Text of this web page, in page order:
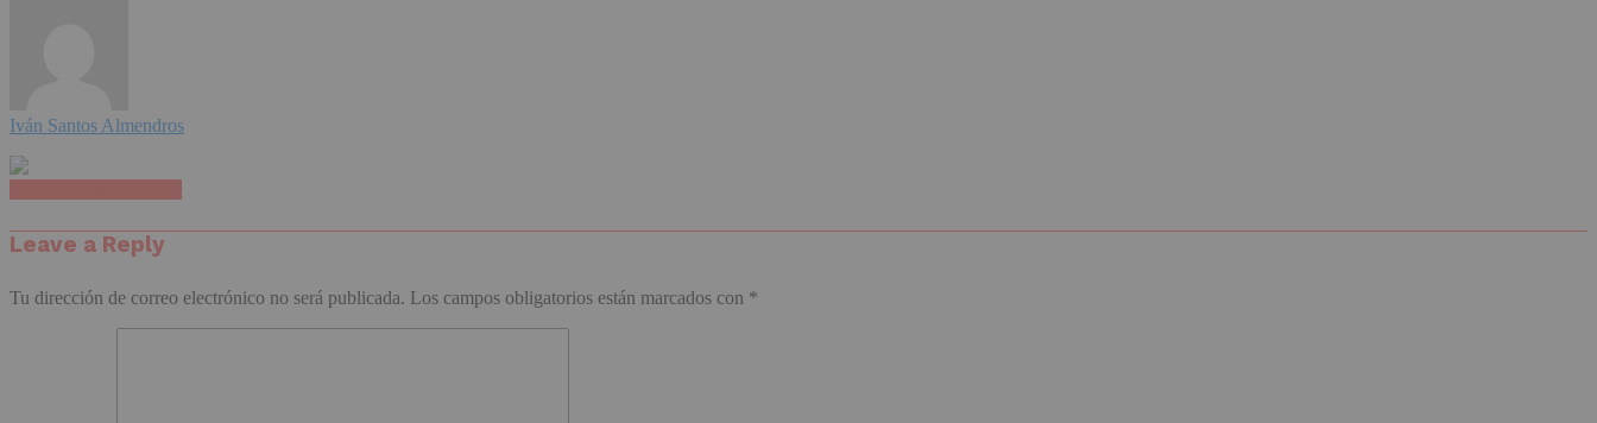
Iván Santos Almendros
Leave a Reply
Tu dirección de correo electrónico no será publicada. Los campos obligatorios están marcados con *